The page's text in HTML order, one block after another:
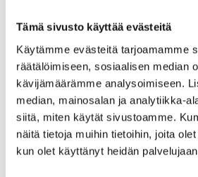
Tämä sivusto käyttää evästeitä
Käytämme evästeitä tarjoamamme
räätälöimiseen, sosiaalisen median
kävijämäärämme analysoimiseen.
median, mainosalan ja analytiikka-
siitä, miten käytät sivustoamme.
näitä tietoja muihin tietoihin, joita
kun olet käyttänyt heidän